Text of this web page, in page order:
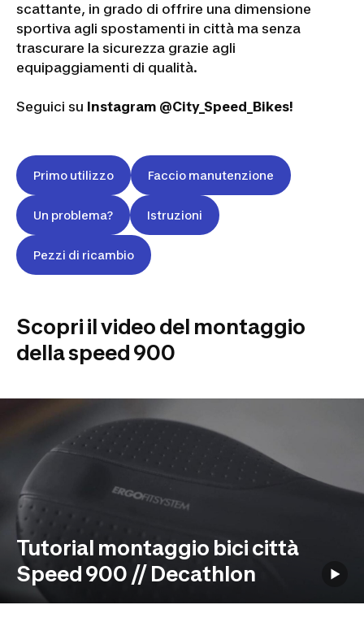
scattante, in grado di offrire una dimensione
sportiva agli spostamenti in città ma senza
trascurare la sicurezza grazie agli
equipaggiamenti di qualità.
Seguici su Instagram @City_Speed_Bikes!
Primo utilizzo Faccio manutenzione
Un problema? Istruzioni
Pezzi di ricambio
Scopri il video del montaggio
della speed 900
Tutorial montaggio bici città
Speed 900 // Decathlon